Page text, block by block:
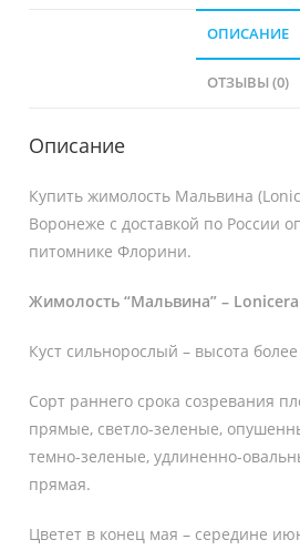
ОПИСАНИЕ
ОТЗЫВЫ (0)
Описание
Купить жимолость Мальвина
Воронеже с доставкой по России
питомнике Флорини.
Жимолость “Мальвина” –
Куст сильнорослый – высота
Сорт раннего срока созревания
прямые, светло-зеленые,
темно-зеленые, удлиненно-
прямая.
Цветет в конец мая – середине